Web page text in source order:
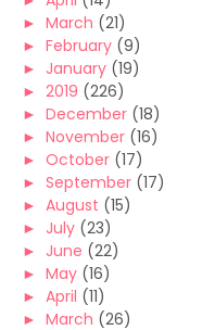
► March (21)
► February (9)
► January (19)
► 2019 (226)
► December (18)
► November (16)
► October (17)
► September (17)
► August (15)
► July (23)
► June (22)
► May (16)
► April (11)
► March (26)